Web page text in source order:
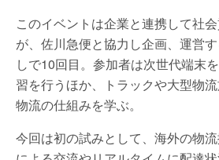
このイベントは企業と連携して社
が、佐川急便と協力し企画、運営
しで10回目。参加者は次世代端末
習を行うほか、トラックや大型物
物流の仕組みを学ぶ。
今回は初の試みとして、海外の物